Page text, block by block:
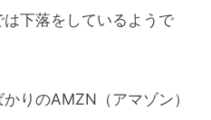
下落をしているようで
りのAMZN（アマゾン）